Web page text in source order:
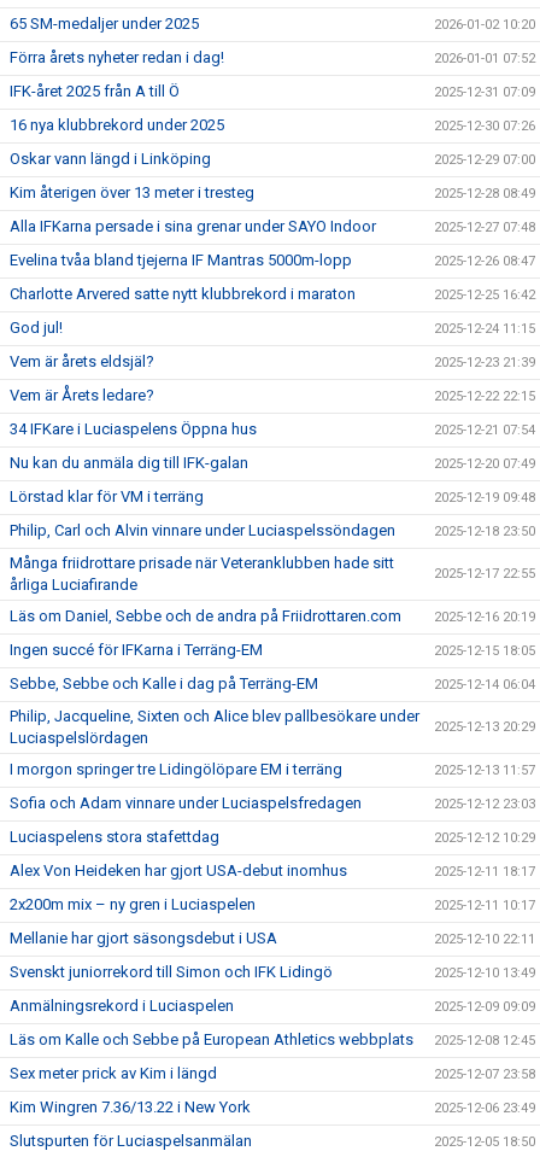
65 SM-medaljer under 2025 2026-01-02 10:20
Förra årets nyheter redan i dag! 2026-01-01 07:52
IFK-året 2025 från A till Ö 2025-12-31 07:09
16 nya klubbrekord under 2025 2025-12-30 07:26
Oskar vann längd i Linköping 2025-12-29 07:00
Kim återigen över 13 meter i tresteg 2025-12-28 08:49
Alla IFKarna persade i sina grenar under SAYO Indoor 2025-12-27 07:48
Evelina tvåa bland tjejerna IF Mantras 5000m-lopp 2025-12-26 08:47
Charlotte Arvered satte nytt klubbrekord i maraton 2025-12-25 16:42
God jul! 2025-12-24 11:15
Vem är årets eldsjäl? 2025-12-23 21:39
Vem är Årets ledare? 2025-12-22 22:15
34 IFKare i Luciaspelens Öppna hus 2025-12-21 07:54
Nu kan du anmäla dig till IFK-galan 2025-12-20 07:49
Lörstad klar för VM i terräng 2025-12-19 09:48
Philip, Carl och Alvin vinnare under Luciaspelssöndagen 2025-12-18 23:50
Många friidrottare prisade när Veteranklubben hade sitt
årliga Luciafirande
2025-12-17 22:55
Läs om Daniel, Sebbe och de andra på Friidrottaren.com 2025-12-16 20:19
Ingen succé för IFKarna i Terräng-EM 2025-12-15 18:05
Sebbe, Sebbe och Kalle i dag på Terräng-EM 2025-12-14 06:04
Philip, Jacqueline, Sixten och Alice blev pallbesökare under
Luciaspelslördagen
2025-12-13 20:29
I morgon springer tre Lidingölöpare EM i terräng 2025-12-13 11:57
Sofia och Adam vinnare under Luciaspelsfredagen 2025-12-12 23:03
Luciaspelens stora stafettdag 2025-12-12 10:29
Alex Von Heideken har gjort USA-debut inomhus 2025-12-11 18:17
2x200m mix – ny gren i Luciaspelen 2025-12-11 10:17
Mellanie har gjort säsongsdebut i USA 2025-12-10 22:11
Svenskt juniorrekord till Simon och IFK Lidingö 2025-12-10 13:49
Anmälningsrekord i Luciaspelen 2025-12-09 09:09
Läs om Kalle och Sebbe på European Athletics webbplats 2025-12-08 12:45
Sex meter prick av Kim i längd 2025-12-07 23:58
Kim Wingren 7.36/13.22 i New York 2025-12-06 23:49
Slutspurten för Luciaspelsanmälan 2025-12-05 18:50